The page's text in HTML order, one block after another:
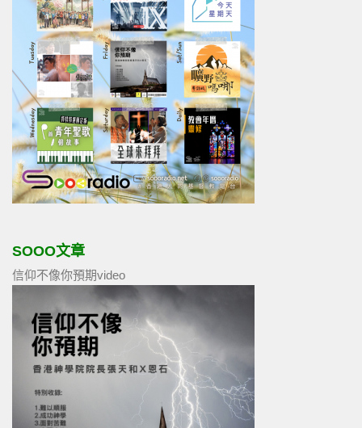
SOOO文章
信仰不像你預期video